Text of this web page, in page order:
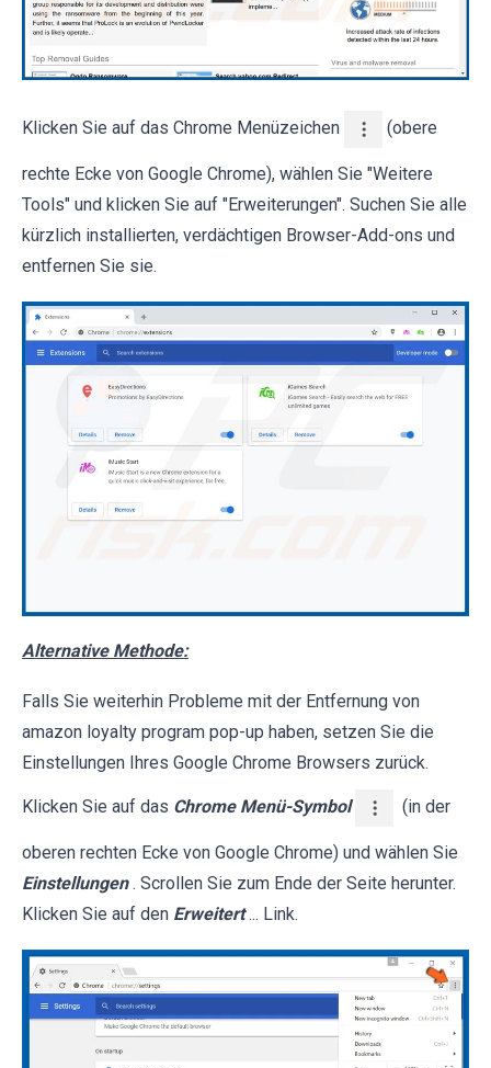
Klicken Sie auf das Chrome Menüzeichen (obere
rechte Ecke von Google Chrome), wählen Sie "Weitere
Tools" und klicken Sie auf "Erweiterungen". Suchen Sie alle
kürzlich installierten, verdächtigen Browser-Add-ons und
entfernen Sie sie.
Alternative Methode:
Falls Sie weiterhin Probleme mit der Entfernung von
amazon loyalty program pop-up haben, setzen Sie die
Einstellungen Ihres Google Chrome Browsers zurück.
Klicken Sie auf das Chrome Menü-Symbol (in der
oberen rechten Ecke von Google Chrome) und wählen Sie
Einstellungen . Scrollen Sie zum Ende der Seite herunter.
Klicken Sie auf den Erweitert ... Link.